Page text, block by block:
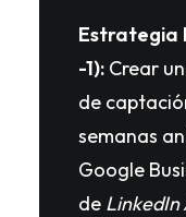
Estrategia
-1): Crear
de
semanas
Google
de LinkedIn